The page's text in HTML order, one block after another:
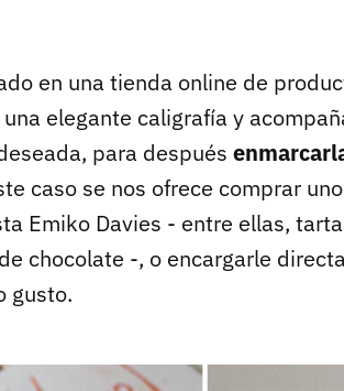
en una tienda online de
elegante caligrafía y
para después
caso se nos ofrece comprar
Emiko Davies - entre ellas,
chocolate -, o encargarle
gusto.